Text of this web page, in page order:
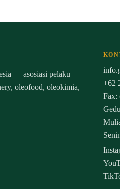
— asosiasi pelaku
oleofood, oleokimia,
+62
Fax: